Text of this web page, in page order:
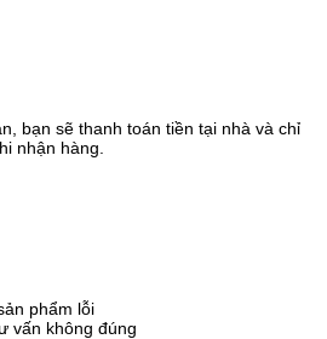
bạn sẽ thanh toán tiền tại nhà và chỉ
nhận hàng.
phẩm lỗi
vấn không đúng